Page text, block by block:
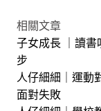
相關文章
子女成長 ｜讀
步
人仔細細｜運動
面對失敗